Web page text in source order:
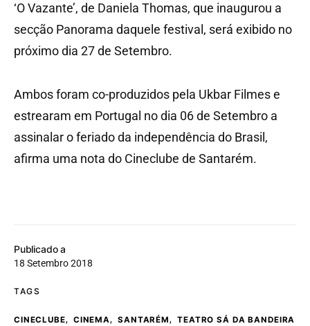
Publicado a
18 Setembro 2018
TAGS
CINECLUBE, CINEMA, SANTARÉM, TEATRO SÁ DA BANDEIRA
‘O Vazante’, de Daniela Thomas, que inaugurou a
secção Panorama daquele festival, será exibido no
próximo dia 27 de Setembro.
Ambos foram co-produzidos pela Ukbar Filmes e
estrearam em Portugal no dia 06 de Setembro a
assinalar o feriado da independência do Brasil,
afirma uma nota do Cineclube de Santarém.